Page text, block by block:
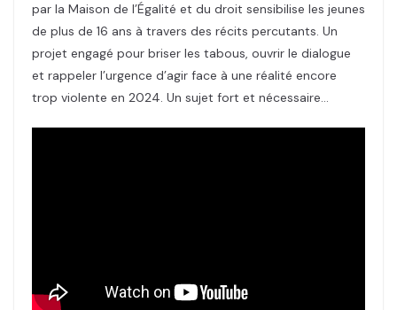
par la Maison de l’Égalité et du droit sensibilise les jeunes
de plus de 16 ans à travers des récits percutants. Un
projet engagé pour briser les tabous, ouvrir le dialogue
et rappeler l’urgence d’agir face à une réalité encore
trop violente en 2024. Un sujet fort et nécessaire…